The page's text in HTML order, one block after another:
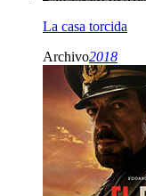
La casa torcida
Archivo2018